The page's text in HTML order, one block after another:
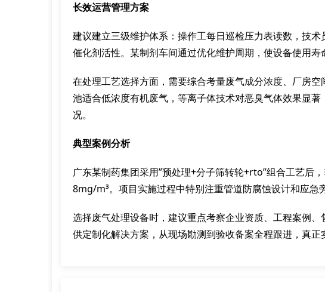
长效运营管理方案
建议建立三级维护体系：操作工每日巡检压力表读数，技
催化剂活性。某制剂车间通过优化维护周期，使设备使用寿
在处理工艺选择方面，需要综合考量废气成分浓度、厂房
池适合低浓度有机废气，等离子体技术对恶臭气体效果显
况。
典型案例分析
广东某制药集团采用”预处理+分子筛转轮+rto”组合工艺后
8mg/m³。项目实施过程中特别注重管道防腐蚀设计和应急
选择废气处理设备时，建议重点考察企业资质、工程案例
供定制化解决方案，从现场勘测到验收备案全程跟进，真正